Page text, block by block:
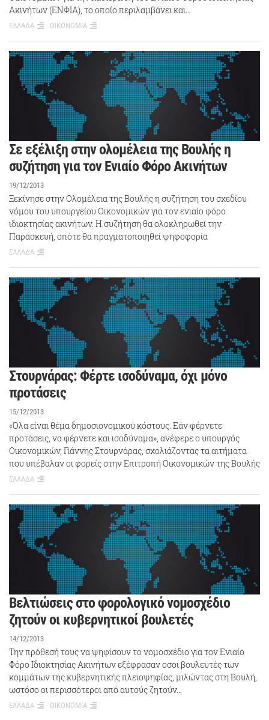
Ακινήτων (ΕΝΦΙΑ), το οποίο περιλαμβάνει και…
ΕΛΛΑΔΑ ΟΙΚΟΝΟΜΙΑ
Σε εξέλιξη στην ολομέλεια της Βουλής η
συζήτηση για τον Ενιαίο Φόρο Ακινήτων
19/12/2013
Ξεκίνησε στην Ολομέλεια της Βουλής η συζήτηση του σχεδίου
νόμου του υπουργείου Οικονομικών για τον ενιαίο φόρο
ιδιοκτησίας ακινήτων. Η συζήτηση θα ολοκληρωθεί την
Παρασκευή, οπότε θα πραγματοποιηθεί ψηφοφορία
ΕΛΛΑΔΑ
Στουρνάρας: Φέρτε ισοδύναμα, όχι μόνο
προτάσεις
15/12/2013
«Όλα είναι θέμα δημοσιονομικού κόστους. Εάν φέρνετε
προτάσεις, να φέρνετε και ισοδύναμα», ανέφερε ο υπουργός
Οικονομικών, Γιάννης Στουρνάρας, σχολιάζοντας τα αιτήματα
που υπέβαλαν οι φορείς στην Επιτροπή Οικονομικών της Βουλής
ΕΛΛΑΔΑ
Βελτιώσεις στο φορολογικό νομοσχέδιο
ζητούν οι κυβερνητικοί βουλετές
14/12/2013
Την πρόθεσή τους να ψηφίσουν το νομοσχέδιο για τον Ενιαίο
Φόρο Ιδιοκτησίας Ακινήτων εξέφρασαν οσοι βουλευτές των
κομμάτων της κυβερνητικής πλειοψηφίας, μιλώντας στη Βουλή,
ωστόσο οι περισσότεροι από αυτούς ζητούν…
ΕΛΛΑΔΑ ΟΙΚΟΝΟΜΙΑ